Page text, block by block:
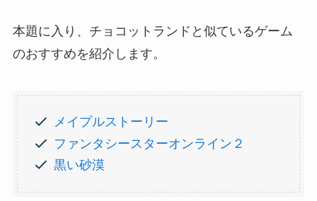
本題に入り、チョコットランドと似ているゲーム
のおすすめを紹介します。
メイプルストーリー
ファンタシースターオンライン２
黒い砂漠